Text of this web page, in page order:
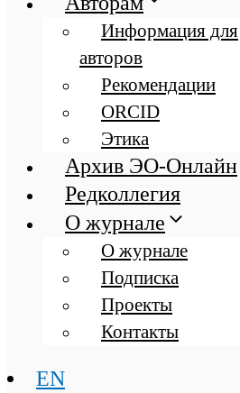
Информация для
авторов
Рекомендации
ORCID
Этика
Архив ЭО-Онлайн
Редколлегия
О журнале
О журнале
Подписка
Проекты
Контакты
EN